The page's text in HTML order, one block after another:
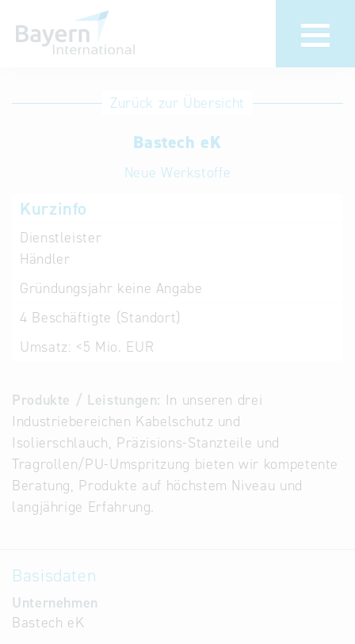
Anmeldung
anmelden
Eintrag
löschen
Aktualisieren
Datenbank
Datenbanken
aus
Österreich
und der
Slowakei
Zurück zur Übersicht
Bastech eK
Neue Werkstoffe
Kurzinfo
Dienstleister
Händler
Gründungsjahr keine Angabe
4 Beschäftigte (Standort)
Umsatz: <5 Mio. EUR
Produkte / Leistungen: In unseren drei
Industriebereichen Kabelschutz und
Isolierschlauch, Präzisions-Stanzteile und
Tragrollen/PU-Umspritzung bieten wir kompetente
Beratung, Produkte auf höchstem Niveau und
langjährige Erfahrung.
Basisdaten
Unternehmen
Bastech eK